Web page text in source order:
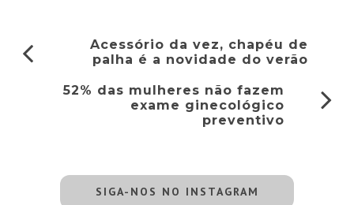
Acessório da vez, chapéu de
palha é a novidade do verão
52% das mulheres não fazem
exame ginecológico
preventivo
SIGA-NOS NO INSTAGRAM